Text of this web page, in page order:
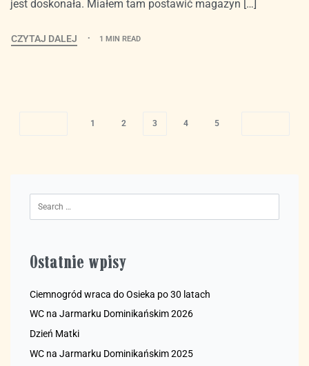
jest doskonała. Miałem tam postawić magazyn […]
CZYTAJ DALEJ 1 MIN READ
1 2 3 4 5
Ostatnie wpisy
Ciemnogród wraca do Osieka po 30 latach
WC na Jarmarku Dominikańskim 2026
Dzień Matki
WC na Jarmarku Dominikańskim 2025